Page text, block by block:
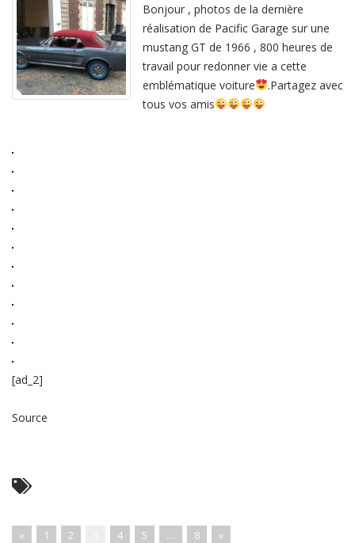
la
dernière
réalisation
de
Pacific
Garage
sur
une
mustang
GT…
Bonjour , photos de la dernière
réalisation de Pacific Garage sur une
mustang GT de 1966 , 800 heures de
travail pour redonner vie a cette
emblématique voiture
.Partagez avec
tous vos amis
[ad_2]
Source
« 1 2 4 5 … 8 »